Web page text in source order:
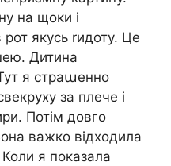
на щоки і
рот якусь rидоту. Це
Дитина
я страաенно
за плече і
Потім довго
важко відходила
я показала